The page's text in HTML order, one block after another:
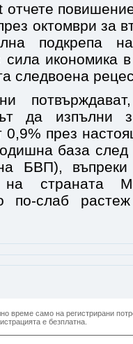
октомври за
подкрепа на
сила икономика
следвоена
да изпълни
0,9% през
база след
БВП),
на страната
по-слаб
време само на регистрирани
е безплатна.